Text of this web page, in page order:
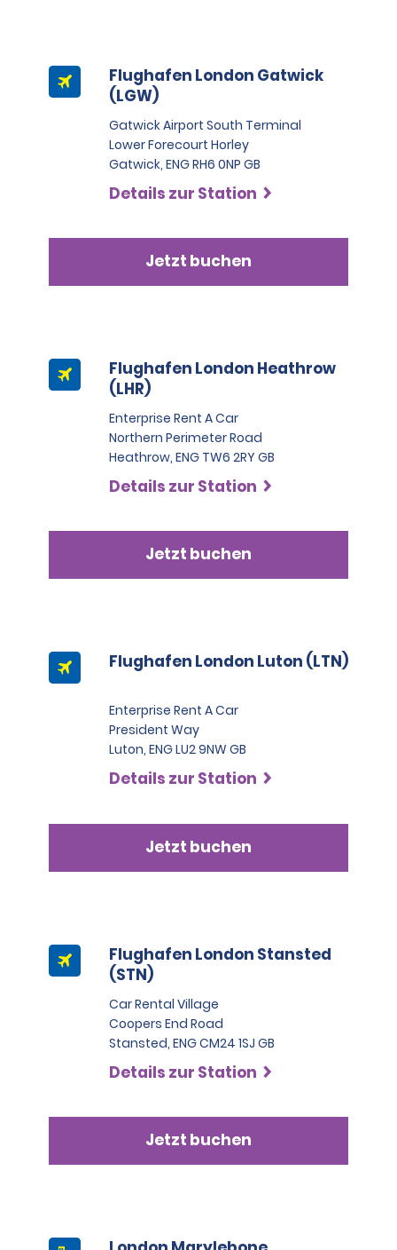
Führerschein ist eine amtliche Übersetzung des
jeweiligen Führerscheins aus dem Herkunftsland und
gilt nicht als Führerschein oder als gültiger Ausweis.
Alle Mieter müssen einen gültigen Lichtbildausweis
vorlegen, z. B. einen Führerschein, Reisepass oder
reisen, müssen auch einen Nachweis über die
vorlegen. Bitte beachten Sie, dass wir uns das Recht
vorbehalten, bei Bedarf zusätzliche Ausweise
anzufordern oder weitere Prüfungen der Identität
durchzuführen, die eine entsprechende Prüfung bei
Flughafen London Gatwick
(LGW)
Gatwick Airport South Terminal
Lower Forecourt Horley
Gatwick, ENG RH6 0NP GB
Details zur Station
Jetzt buchen
Flughafen London Heathrow
(LHR)
Enterprise Rent A Car
Northern Perimeter Road
Heathrow, ENG TW6 2RY GB
Details zur Station
Jetzt buchen
Flughafen London Luton (LTN)
Enterprise Rent A Car
President Way
Luton, ENG LU2 9NW GB
Details zur Station
Jetzt buchen
Flughafen London Stansted
(STN)
Car Rental Village
Coopers End Road
Stansted, ENG CM24 1SJ GB
Details zur Station
Jetzt buchen